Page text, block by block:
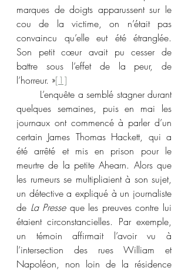
marques de doigts apparussent sur le
cou de la victime, on n’était pas
convaincu qu’elle eut été étranglée.
Son petit cœur avait pu cesser de
battre sous l’effet de la peur, de
l’horreur. »[1]
quelques semaines, puis en mai les
journaux ont commencé à parler d’un
certain James Thomas Hackett, qui a
été arrêté et mis en prison pour le
meurtre de la petite Ahearn. Alors que
les rumeurs se multipliaient à son sujet,
un détective a expliqué à un journaliste
de La Presse que les preuves contre lui
étaient circonstancielles. Par exemple,
un témoin affirmait l’avoir vu à
l’intersection des rues William et
Napoléon, non loin de la résidence